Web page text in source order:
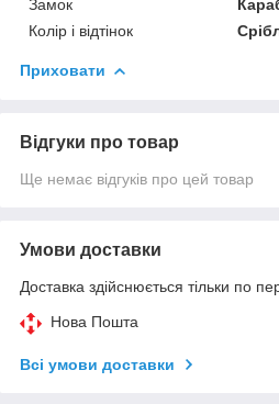
Замок
Колір і відтінок
Приховати
Відгуки про товар
Ще немає відгуків про цей товар
Умови доставки
Доставка здійснюється тільки по
Нова Пошта
Всі умови доставки